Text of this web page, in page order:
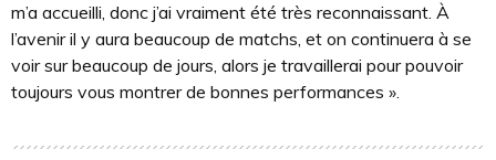
m’a accueilli, donc j’ai vraiment été très reconnaissant. À
l’avenir il y aura beaucoup de matchs, et on continuera à se
voir sur beaucoup de jours, alors je travaillerai pour pouvoir
toujours vous montrer de bonnes performances ».